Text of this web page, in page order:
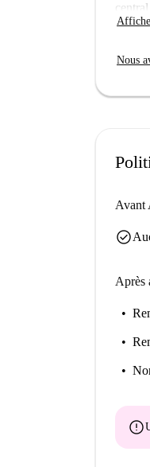
vérifié
Nous
Avant
check_circle
Après
error